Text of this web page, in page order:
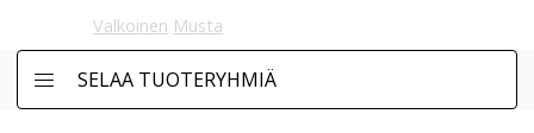
Valkoinen Musta
SELAA TUOTERYHMIÄ